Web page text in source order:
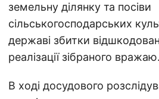
земельну ділянку та посіви
сільськогосподарських
державі збитки
реалізації зібраного вражаю.
В ході досудового